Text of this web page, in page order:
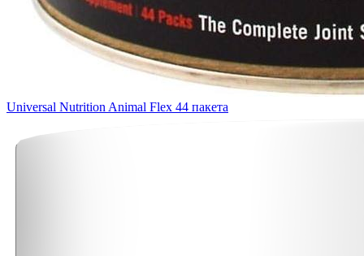
Universal Nutrition Animal Flex 44 пакета